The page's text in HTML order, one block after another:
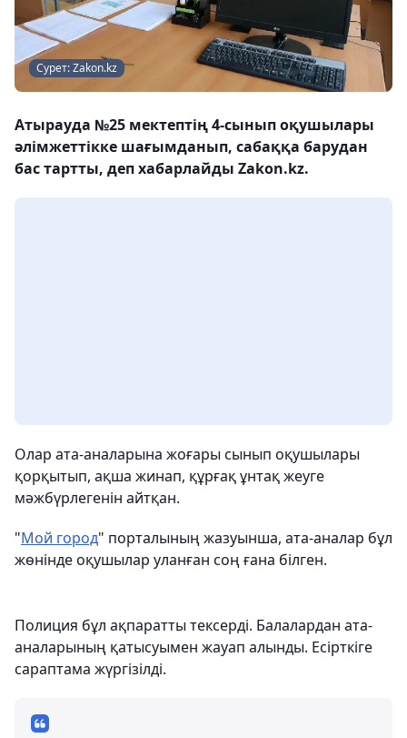
Сурет: Zakon.kz
Атырауда №25 мектептің 4-сынып оқушылары
әлімжеттікке шағымданып, сабаққа барудан
бас тартты, деп хабарлайды Zakon.kz.
Олар ата-аналарына жоғары сынып оқушылары
қорқытып, ақша жинап, құрғақ ұнтақ жеуге
мәжбүрлегенін айтқан.
"Мой город" порталының жазуынша, ата-аналар бұл
жөнінде оқушылар уланған соң ғана білген.
Полиция бұл ақпаратты тексерді. Балалардан ата-
аналарының қатысуымен жауап алынды. Есірткіге
сараптама жүргізілді.